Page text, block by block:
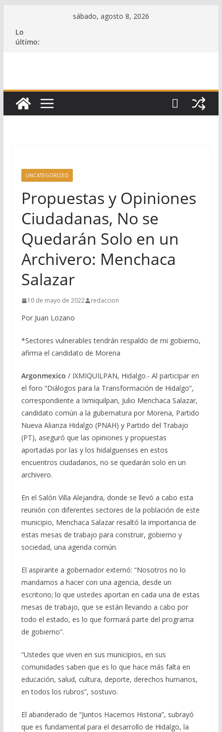
contenido
sábado, agosto 8, 2026
Lo
último:
UNCATEGORIZED
Propuestas y Opiniones
Ciudadanas, No se
Quedarán Solo en un
Archivero: Menchaca
Salazar
10 de mayo de 2022 redaccion
Por Juan Lozano
*Sectores vulnerables tendrán respaldo de mi gobierno,
afirma el candidato de Morena
Argonmexico / IXMIQUILPAN, Hidalgo.- Al participar en
el foro “Diálogos para la Transformación de Hidalgo”,
correspondiente a Ixmiquilpan, Julio Menchaca Salazar,
candidato común a la gubernatura por Morena, Partido
Nueva Alianza Hidalgo (PNAH) y Partido del Trabajo
(PT), aseguró que las opiniones y propuestas
aportadas por las y los hidalguenses en estos
encuentros ciudadanos, no se quedarán solo en un
archivero.
En el Salón Villa Alejandra, donde se llevó a cabo esta
reunión con diferentes sectores de la población de este
municipio, Menchaca Salazar resaltó la importancia de
estas mesas de trabajo para construir, gobierno y
sociedad, una agenda común.
El aspirante a gobernador externó: “Nosotros no lo
mandamos a hacer con una agencia, desde un
escritorio; lo que ustedes aportan en cada una de estas
mesas de trabajo, que se están llevando a cabo por
todo el estado, es lo que formará parte del programa
de gobierno”.
“Ustedes que viven en sus municipios, en sus
comunidades saben que es lo que hace más falta en
educación, salud, cultura, deporte, derechos humanos,
en todos los rubros”, sostuvo.
El abanderado de “Juntos Hacemos Historia”, subrayó
que es fundamental para el desarrollo de Hidalgo, la